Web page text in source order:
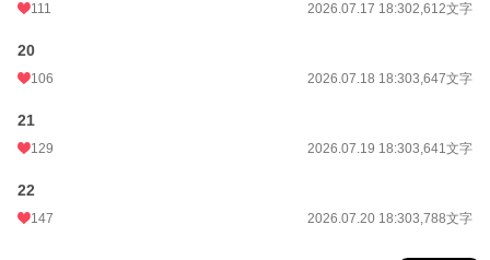
111 2026.07.17 18:302,612文字
20
106 2026.07.18 18:303,647文字
21
129 2026.07.19 18:303,641文字
22
147 2026.07.20 18:303,788文字